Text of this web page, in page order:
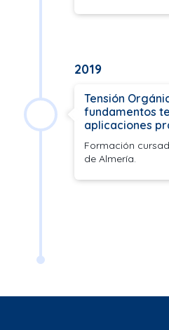
2019
Tensión
fundamentos
aplicaciones
Formación
de Almería.